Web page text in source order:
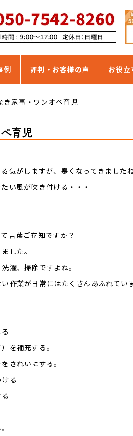
例 評判・お客様の声 お役立
き家事・ワンオペ育児
育児
気がしますが、寒くなってきました
い風が吹き付ける・・・
言葉ご存知ですか？
した。
濯、掃除ですよね。
作業が日常にはたくさんあふれてい
を補充する。
きれいにする。
る